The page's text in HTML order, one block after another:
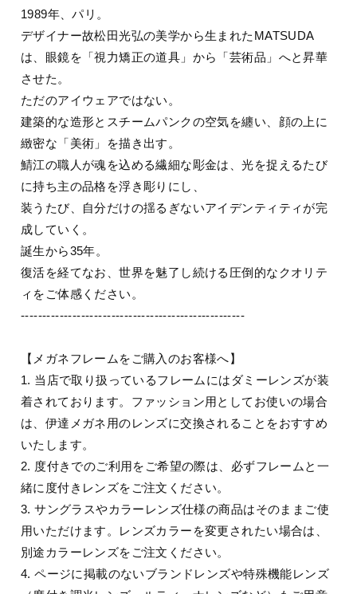
1989年、パリ。
デザイナー故松田光弘の美学から生まれたMATSUDA
は、眼鏡を「視力矯正の道具」から「芸術品」へと昇華
させた。
ただのアイウェアではない。
建築的な造形とスチームパンクの空気を纏い、顔の上に
緻密な「美術」を描き出す。
鯖江の職人が魂を込める繊細な彫金は、光を捉えるたび
に持ち主の品格を浮き彫りにし、
装うたび、自分だけの揺るぎないアイデンティティが完
成していく。
誕生から35年。
復活を経てなお、世界を魅了し続ける圧倒的なクオリテ
ィをご体感ください。
----------------------------------------------------
【メガネフレームをご購入のお客様へ】
1. 当店で取り扱っているフレームにはダミーレンズが装
着されております。ファッション用としてお使いの場合
は、伊達メガネ用のレンズに交換されることをおすすめ
いたします。
2. 度付きでのご利用をご希望の際は、必ずフレームと一
緒に度付きレンズをご注文ください。
3. サングラスやカラーレンズ仕様の商品はそのままご使
用いただけます。レンズカラーを変更されたい場合は、
別途カラーレンズをご注文ください。
4. ページに掲載のないブランドレンズや特殊機能レンズ